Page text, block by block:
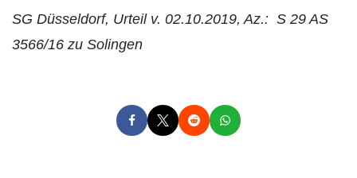
SG Düsseldorf, Urteil v. 02.10.2019, Az.: S 29 AS
3566/16 zu Solingen